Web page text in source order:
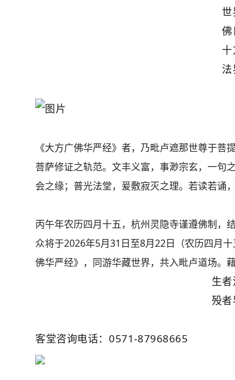
世
佛
十
法
《大方广佛华严经》者，乃毗卢遮那世尊于
菩萨修证之轨范。文丰义富，事渺宗玄，一句
会之缘；普光法堂，爰敷寂灭之理。若读若诵
丙午年农历四月十五，杭州灵隐寺谨遵佛制，
众将于2026年5月31日至8月22日（农历四月
佛华严经》，同游华藏世界，共入毗卢道场。
生者
殁者
客堂咨询电话：0571-87968665